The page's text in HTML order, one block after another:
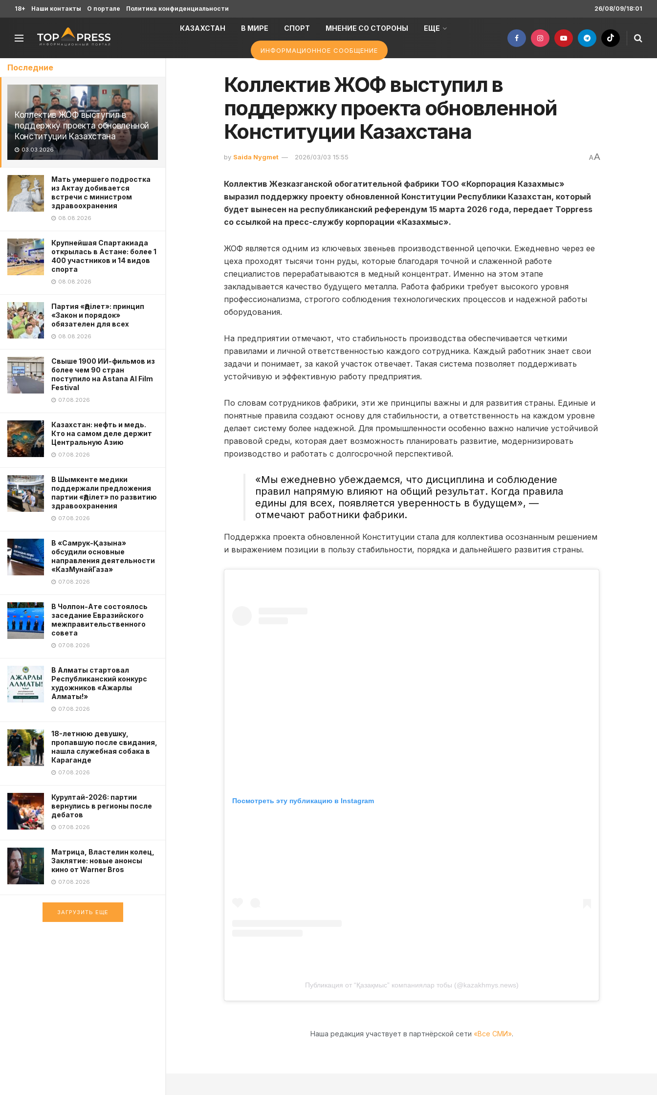
Последние
Коллектив ЖОФ выступил в
поддержку проекта обновленной
Конституции Казахстана
03.03.2026
Мать умершего подростка
из Актау добивается
встречи с министром
здравоохранения
08.08.2026
Крупнейшая Спартакиада
открылась в Астане: более 1
400 участников и 14 видов
спорта
08.08.2026
Партия «Әділет»: принцип
«Закон и порядок»
обязателен для всех
08.08.2026
Свыше 1900 ИИ-фильмов из
более чем 90 стран
поступило на Astana AI Film
Festival
07.08.2026
Казахстан: нефть и медь.
Кто на самом деле держит
Центральную Азию
07.08.2026
В Шымкенте медики
поддержали предложения
партии «Әділет» по развитию
здравоохранения
07.08.2026
В «Самрук-Қазына»
обсудили основные
направления деятельности
«КазМунайГаза»
07.08.2026
В Чолпон-Ате состоялось
заседание Евразийского
межправительственного
совета
07.08.2026
В Алматы стартовал
Республиканский конкурс
художников «Ажарлы
Алматы!»
07.08.2026
18-летнюю девушку,
пропавшую после свидания,
нашла служебная собака в
Караганде
07.08.2026
Курултай-2026: партии
вернулись в регионы после
дебатов
07.08.2026
Матрица, Властелин колец,
Заклятие: новые анонсы
кино от Warner Bros
07.08.2026
ЗАГРУЗИТЬ ЕЩЕ
18+ Наши контакты О портале Политика конфиденциальности 26/08/09/18:01
КАЗАХСТАН В МИРЕ СПОРТ МНЕНИЕ СО СТОРОНЫ ЕЩЕ
ИНФОРМАЦИОННОЕ СООБЩЕНИЕ
Коллектив ЖОФ выступил в
поддержку проекта обновленной
Конституции Казахстана
by Saida Nygmet 2026/03/03 15:55 AA
Коллектив Жезказганской обогатительной фабрики ТОО «Корпорация Казахмыс»
выразил поддержку проекту обновленной Конституции Республики Казахстан, который
будет вынесен на республиканский референдум 15 марта 2026 года, передает Toppress
со ссылкой на пресс-службу корпорации «Казахмыс».
ЖОФ является одним из ключевых звеньев производственной цепочки. Ежедневно через ее
цеха проходят тысячи тонн руды, которые благодаря точной и слаженной работе
специалистов перерабатываются в медный концентрат. Именно на этом этапе
закладывается качество будущего металла. Работа фабрики требует высокого уровня
профессионализма, строгого соблюдения технологических процессов и надежной работы
оборудования.
На предприятии отмечают, что стабильность производства обеспечивается четкими
правилами и личной ответственностью каждого сотрудника. Каждый работник знает свои
задачи и понимает, за какой участок отвечает. Такая система позволяет поддерживать
устойчивую и эффективную работу предприятия.
По словам сотрудников фабрики, эти же принципы важны и для развития страны. Единые и
понятные правила создают основу для стабильности, а ответственность на каждом уровне
делает систему более надежной. Для промышленности особенно важно наличие устойчивой
правовой среды, которая дает возможность планировать развитие, модернизировать
производство и работать с долгосрочной перспективой.
«Мы ежедневно убеждаемся, что дисциплина и соблюдение
правил напрямую влияют на общий результат. Когда правила
едины для всех, появляется уверенность в будущем», —
отмечают работники фабрики.
Поддержка проекта обновленной Конституции стала для коллектива осознанным решением
и выражением позиции в пользу стабильности, порядка и дальнейшего развития страны.
Посмотреть эту публикацию в Instagram
Публикация от “Қазақмыс” компаниялар тобы (@kazakhmys.news)
Наша редакция участвует в партнёрской сети «Все СМИ».